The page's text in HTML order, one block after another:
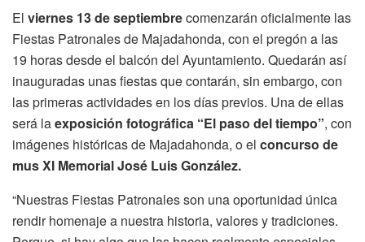
El viernes 13 de septiembrecomenzarán oficialmente las
Fiestas Patronales de Majadahonda, con el pregón a las
19 horas desde el balcón del Ayuntamiento. Quedarán así
inauguradas unas fiestas que contarán, sin embargo, con
las primeras actividades en los días previos. Una de ellas
será laexposición fotográfica “El paso del tiempo”, con
imágenes históricas de Majadahonda, o el concurso de
mus XI Memorial José Luis González.
“Nuestras Fiestas Patronales son una oportunidad única
rendir homenaje a nuestra historia, valores y tradiciones.